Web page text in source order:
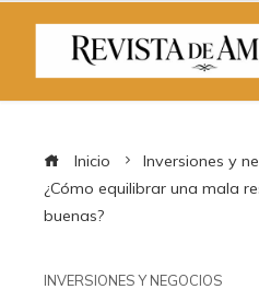
Inicio
Inversiones y
¿Cómo equilibrar una mala
buenas?
INVERSIONES Y NEGOCIOS